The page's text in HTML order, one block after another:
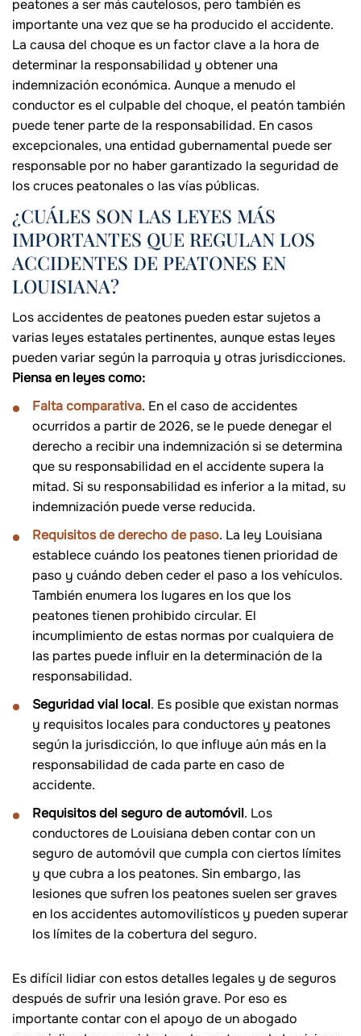
peatones a ser más cautelosos, pero también es
importante una vez que se ha producido el accidente.
La causa del choque es un factor clave a la hora de
determinar la responsabilidad y obtener una
indemnización económica. Aunque a menudo el
conductor es el culpable del choque, el peatón también
puede tener parte de la responsabilidad. En casos
excepcionales, una entidad gubernamental puede ser
responsable por no haber garantizado la seguridad de
los cruces peatonales o las vías públicas.
¿CUÁLES SON LAS LEYES MÁS
IMPORTANTES QUE REGULAN LOS
ACCIDENTES DE PEATONES EN
LOUISIANA?
Los accidentes de peatones pueden estar sujetos a
varias leyes estatales pertinentes, aunque estas leyes
pueden variar según la parroquia y otras jurisdicciones.
Piensa en leyes como:
Falta comparativa. En el caso de accidentes
ocurridos a partir de 2026, se le puede denegar el
derecho a recibir una indemnización si se determina
que su responsabilidad en el accidente supera la
mitad. Si su responsabilidad es inferior a la mitad, su
indemnización puede verse reducida.
Requisitos de derecho de paso. La ley Louisiana
establece cuándo los peatones tienen prioridad de
paso y cuándo deben ceder el paso a los vehículos.
También enumera los lugares en los que los
peatones tienen prohibido circular. El
incumplimiento de estas normas por cualquiera de
las partes puede influir en la determinación de la
responsabilidad.
Seguridad vial local. Es posible que existan normas
y requisitos locales para conductores y peatones
según la jurisdicción, lo que influye aún más en la
responsabilidad de cada parte en caso de
accidente.
Requisitos del seguro de automóvil. Los
conductores de Louisiana deben contar con un
seguro de automóvil que cumpla con ciertos límites
y que cubra a los peatones. Sin embargo, las
lesiones que sufren los peatones suelen ser graves
en los accidentes automovilísticos y pueden superar
los límites de la cobertura del seguro.
Es difícil lidiar con estos detalles legales y de seguros
después de sufrir una lesión grave. Por eso es
importante contar con el apoyo de un abogado